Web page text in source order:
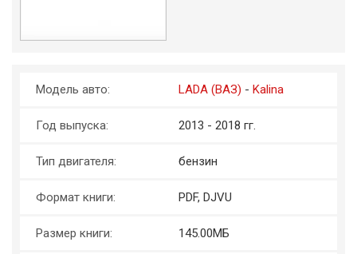
Модель авто: LADA (ВАЗ) - Kalina
Год выпуска: 2013 - 2018 гг.
Тип двигателя: бензин
Формат книги: PDF, DJVU
Размер книги: 145.00МБ